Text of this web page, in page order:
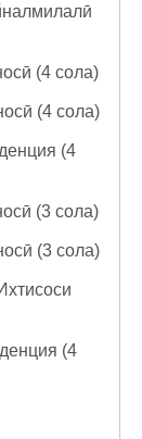
(4 сола)
(4 сола)
(4
(3 сола)
(3 сола)
(4